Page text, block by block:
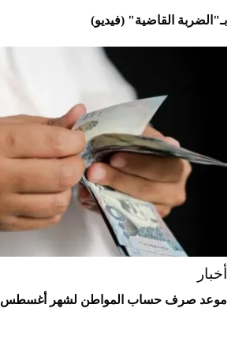
بـ"الضربة القاضية" (فيديو)
أخبار
موعد صرف حساب المواطن لشهر أغسطس 2026